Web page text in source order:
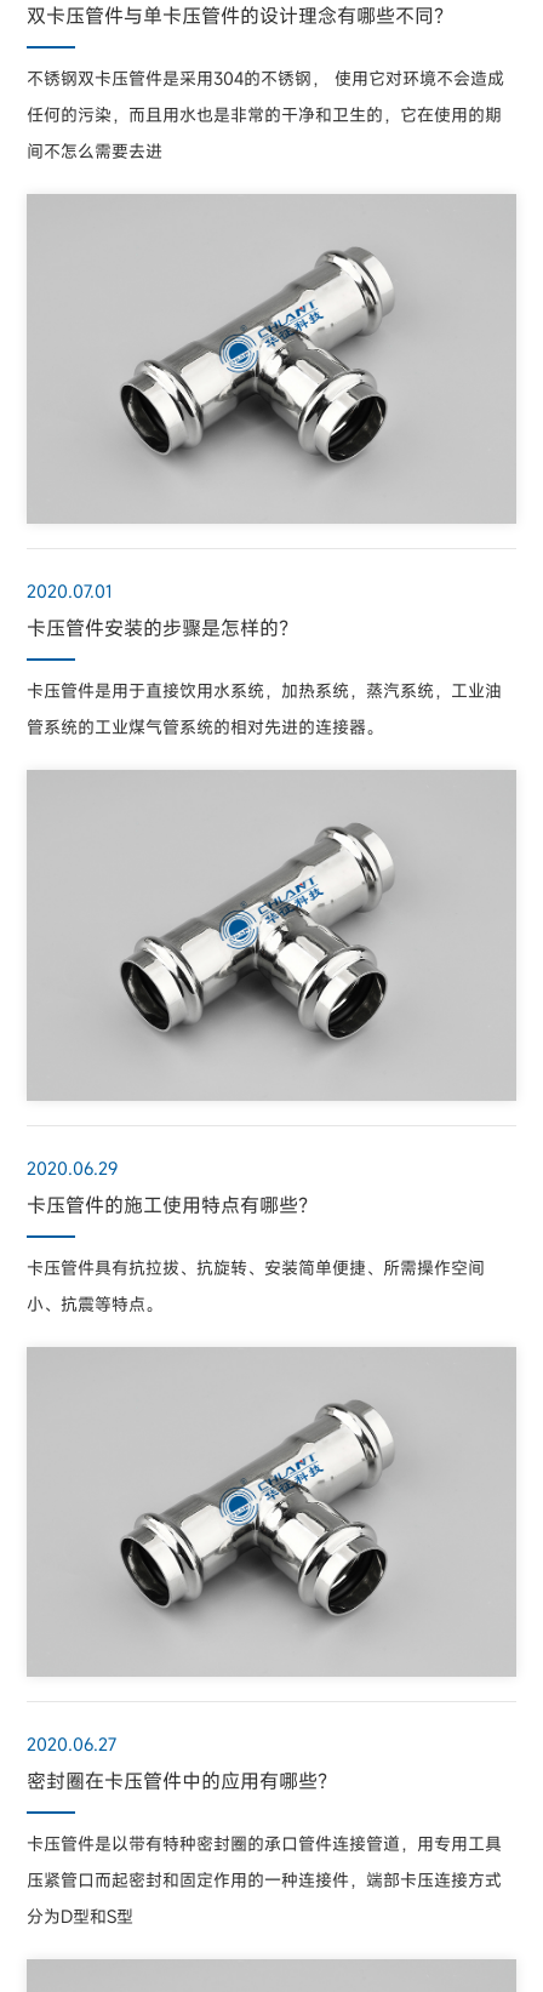
双卡压管件与单卡压管件的设计理念有哪些不同？
不锈钢双卡压管件是采用304的不锈钢， 使用它对环境不会造成
任何的污染，而且用水也是非常的干净和卫生的，它在使用的期
间不怎么需要去进
2020.07.01
卡压管件安装的步骤是怎样的？
卡压管件是用于直接饮用水系统，加热系统，蒸汽系统，工业油
管系统的工业煤气管系统的相对先进的连接器。
2020.06.29
卡压管件的施工使用特点有哪些？
卡压管件具有抗拉拔、抗旋转、安装简单便捷、所需操作空间
小、抗震等特点。
2020.06.27
密封圈在卡压管件中的应用有哪些？
卡压管件是以带有特种密封圈的承口管件连接管道，用专用工具
压紧管口而起密封和固定作用的一种连接件，端部卡压连接方式
分为D型和S型